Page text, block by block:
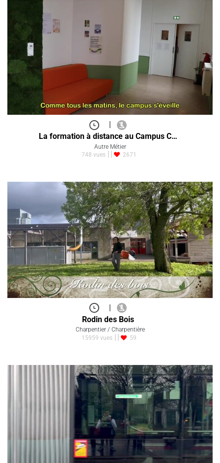
|
La formation à distance au Campus C…
Autre Métier
748 vues
2671
|
Rodin des Bois
Charpentier / Charpentière
15959 vues
59